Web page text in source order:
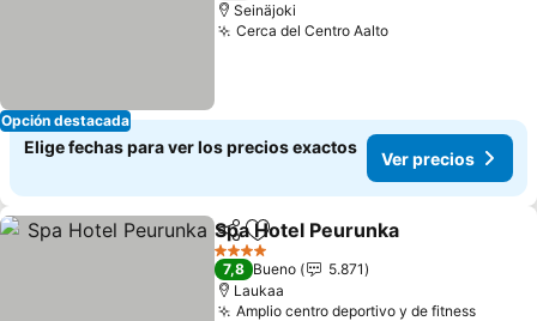
Opción destacada
Seinäjoki
Cerca del Centro Aalto
Elige fechas para ver los precios exactos
Ver precios
CompartirAgregar a favoritos
Spa Hotel Peurunka
4 Estrellas
7,8 Bueno
5.871
Laukaa
Amplio centro deportivo y de fitness